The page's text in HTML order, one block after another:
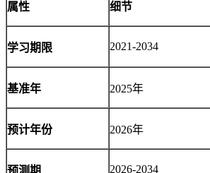
属性 细节
学习期限 2021-2034
基准年 2025年
预计年份 2026年
2026-2034